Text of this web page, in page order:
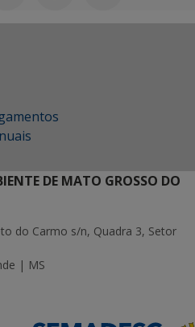
DE MATO GROSSO DO
do Carmo s/n, Quadra 3, Setor
| MS